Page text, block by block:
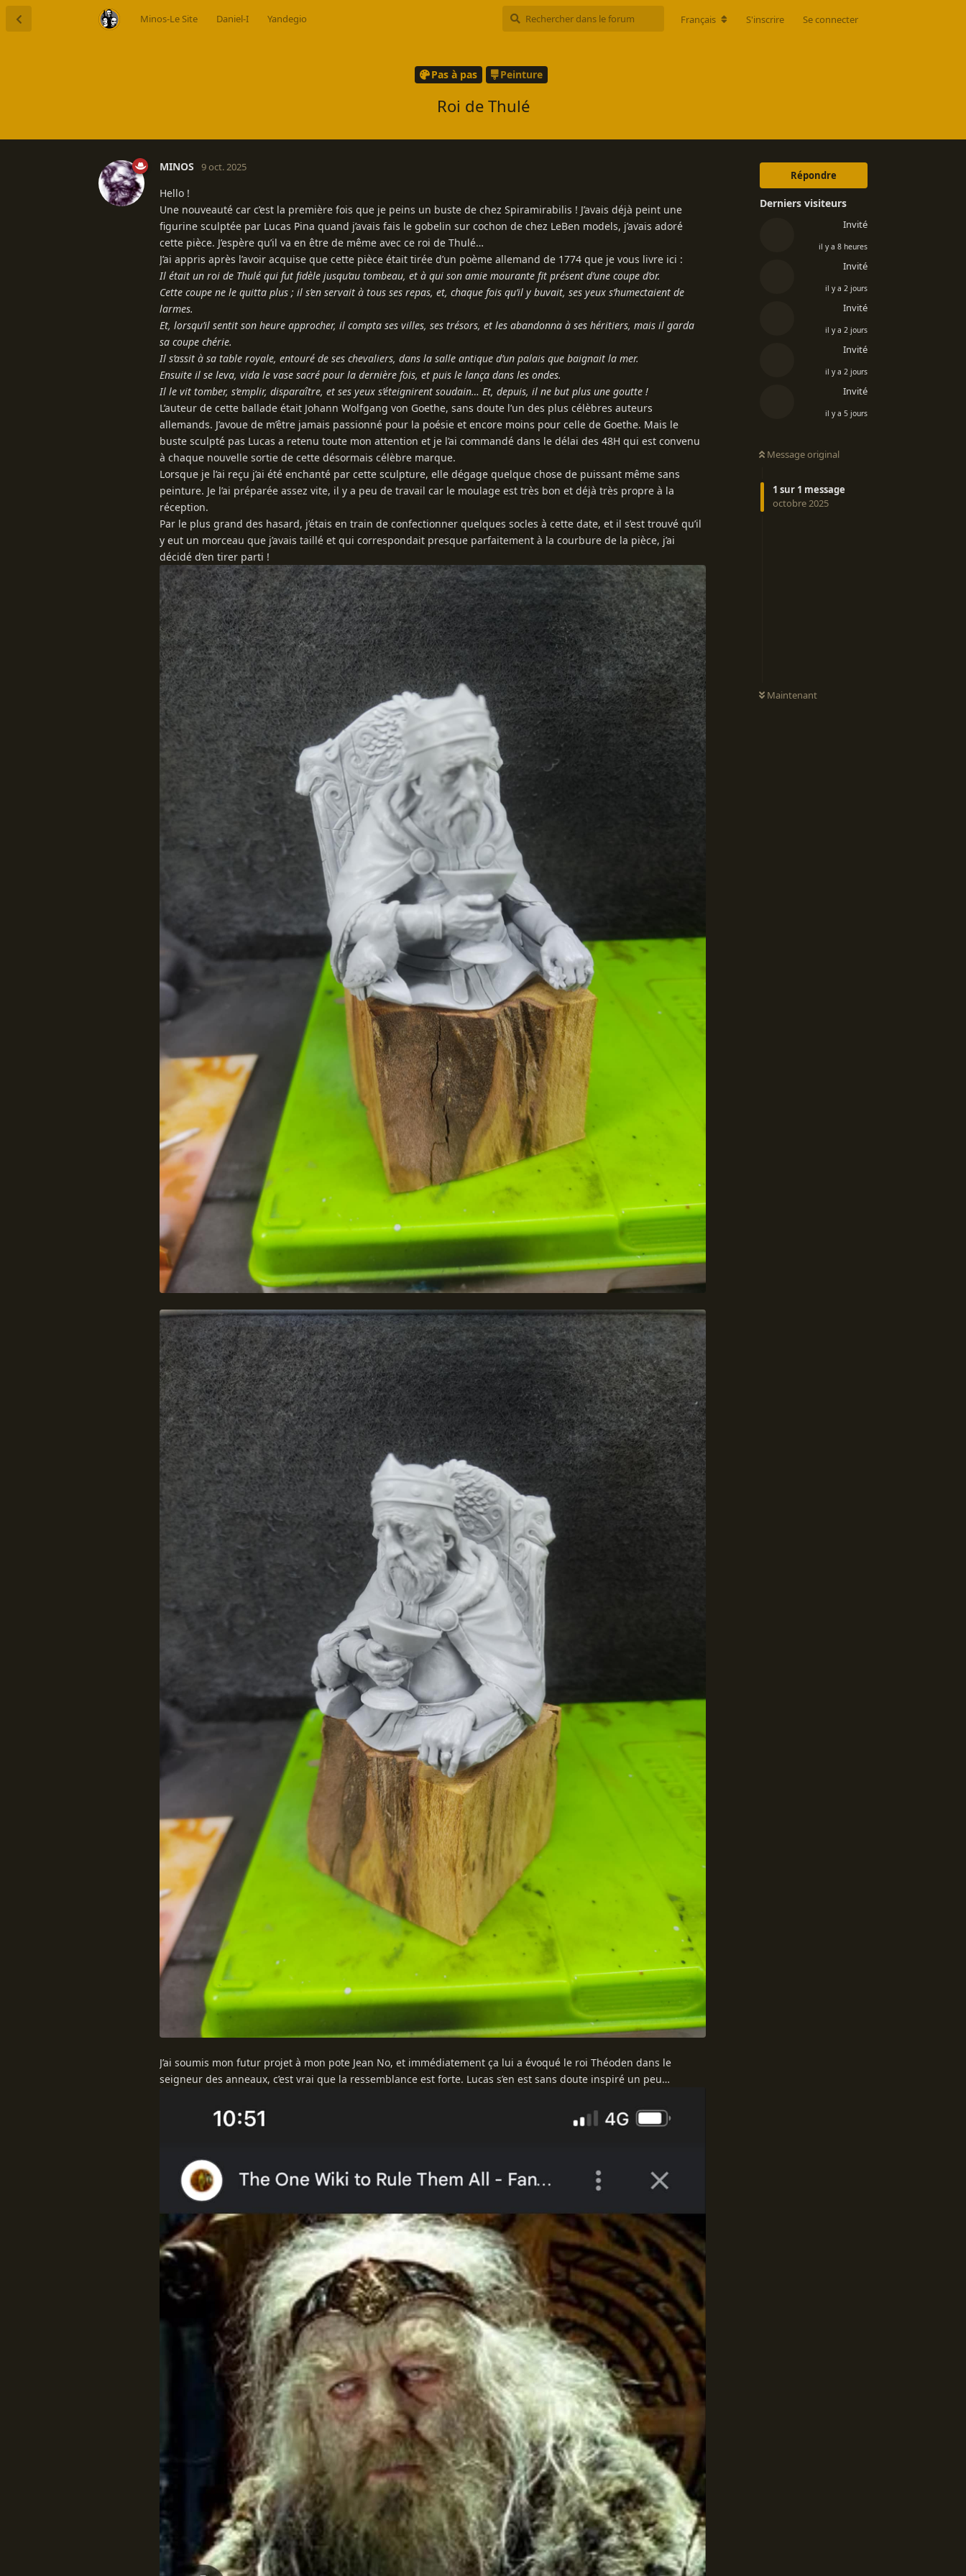
Minos-Le Site Daniel-I Yandegio Français S'inscrire Se connecter
Pas à pas Peinture
Roi de Thulé
Répondre
Derniers visiteurs
Invité
il y a 8 heures
Invité
il y a 2 jours
Invité
il y a 2 jours
Invité
il y a 2 jours
Invité
il y a 5 jours
Message original
1 sur 1 message
octobre 2025
Maintenant
MINOS 9 oct. 2025
Hello !
Une nouveauté car c’est la première fois que je peins un buste de chez Spiramirabilis ! J’avais déjà peint une
figurine sculptée par Lucas Pina quand j’avais fais le gobelin sur cochon de chez LeBen models, j’avais adoré
cette pièce. J’espère qu’il va en être de même avec ce roi de Thulé…
J’ai appris après l’avoir acquise que cette pièce était tirée d’un poème allemand de 1774 que je vous livre ici :
Il était un roi de Thulé qui fut fidèle jusqu’au tombeau, et à qui son amie mourante fit présent d’une coupe d’or.
Cette coupe ne le quitta plus ; il s’en servait à tous ses repas, et, chaque fois qu’il y buvait, ses yeux s’humectaient de
larmes.
Et, lorsqu’il sentit son heure approcher, il compta ses villes, ses trésors, et les abandonna à ses héritiers, mais il garda
sa coupe chérie.
Il s’assit à sa table royale, entouré de ses chevaliers, dans la salle antique d’un palais que baignait la mer.
Ensuite il se leva, vida le vase sacré pour la dernière fois, et puis le lança dans les ondes.
Il le vit tomber, s’emplir, disparaître, et ses yeux s’éteignirent soudain… Et, depuis, il ne but plus une goutte !
L’auteur de cette ballade était Johann Wolfgang von Goethe, sans doute l’un des plus célèbres auteurs
allemands. J’avoue de m’être jamais passionné pour la poésie et encore moins pour celle de Goethe. Mais le
buste sculpté pas Lucas a retenu toute mon attention et je l’ai commandé dans le délai des 48H qui est convenu
à chaque nouvelle sortie de cette désormais célèbre marque.
Lorsque je l’ai reçu j’ai été enchanté par cette sculpture, elle dégage quelque chose de puissant même sans
peinture. Je l’ai préparée assez vite, il y a peu de travail car le moulage est très bon et déjà très propre à la
réception.
Par le plus grand des hasard, j’étais en train de confectionner quelques socles à cette date, et il s’est trouvé qu’il
y eut un morceau que j’avais taillé et qui correspondait presque parfaitement à la courbure de la pièce, j’ai
décidé d’en tirer parti !
J’ai soumis mon futur projet à mon pote Jean No, et immédiatement ça lui a évoqué le roi Théoden dans le
seigneur des anneaux, c’est vrai que la ressemblance est forte. Lucas s’en est sans doute inspiré un peu…